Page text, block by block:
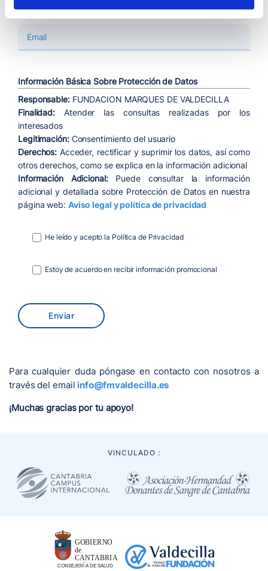
Información Básica Sobre Protección de Datos
Responsable: FUNDACION MARQUES DE VALDECILLA
Finalidad:Atender las consultas realizadas por los
interesados
Legitimación: Consentimiento del usuario
Derechos: Acceder, rectificar y suprimir los datos, así como
otros derechos, como se explica en la información adicional
Información Adicional: Puede consultar la información
adicional y detallada sobre Protección de Datos en nuestra
página web: Aviso legal y política de privacidad
He leído y acepto la Política de Privacidad
Estoy de acuerdo en recibir información promocional
Enviar
Para cualquier duda póngase en contacto con nosotros a
través del emailinfo@fmvaldecilla.es
¡Muchas gracias por tu apoyo!
VINCULADO :